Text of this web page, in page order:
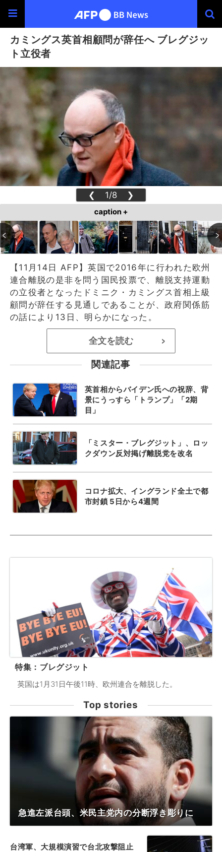
カミングス英首相顧問が辞任へ ブレグジッ
ト立役者
❮ 1/8 ❯
caption +
【11月14日 AFP】英国で2016年に行われた欧州
連合離脱の是非を問う国民投票で、離脱支持運動
の立役者となったドミニク・カミングス首相上級
顧問が辞任する見通しであることが、政府関係筋
の話により13日、明らかになった。
全文を読む >
関連記事
英首相からバイデン氏への祝辞、背
景にうっすら「トランプ」「2期
目」
「ミスター・ブレグジット」、ロッ
クダウン反対掲げ離脱党を改名
コロナ拡大、イングランド全土で都
市封鎖 5日から4週間
特集：ブレグジット
英国は1月31日午後11時、欧州連合を離脱した。
Top stories
急進左派台頭、米民主党内の分断浮き彫りに
台湾軍、大規模演習で台北攻撃阻止